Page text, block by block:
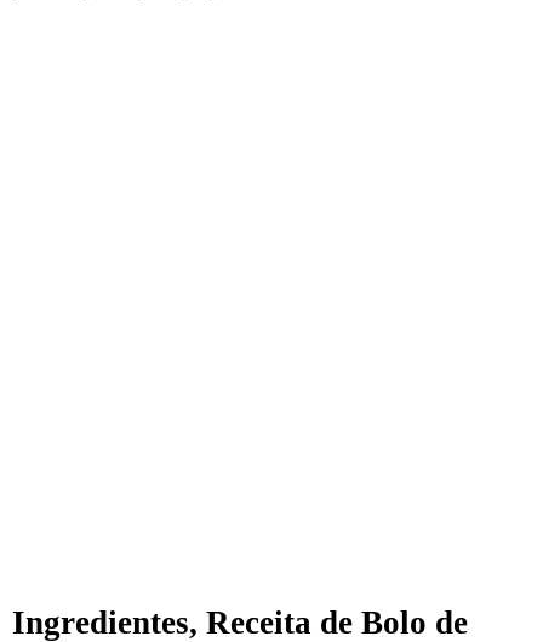
Ingredientes, Receita de Bolo de